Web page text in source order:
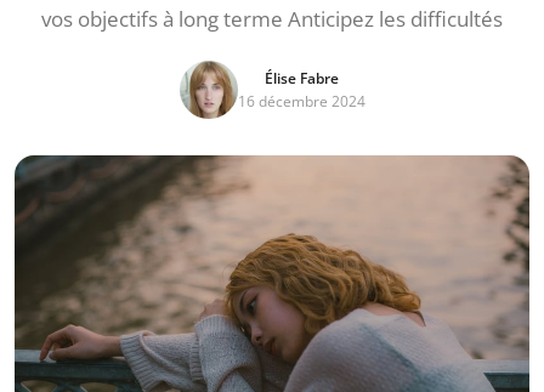
vos objectifs à long terme Anticipez les difficultés
Élise Fabre
16 décembre 2024